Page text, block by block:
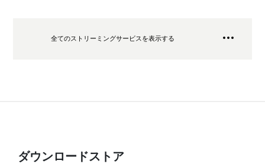
全てのストリーミングサービスを表示する
ダウンロードストア